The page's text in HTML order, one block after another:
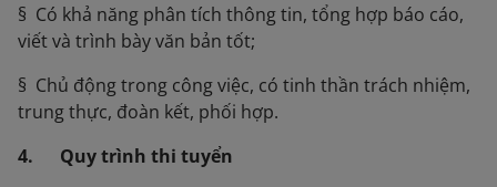
§ Có khả năng phân tích thông tin, tổng hợp báo cáo,
viết và trình bày văn bản tốt;
§ Chủ động trong công việc, có tinh thần trách nhiệm,
trung thực, đoàn kết, phối hợp.
4. Quy trình thi tuyển